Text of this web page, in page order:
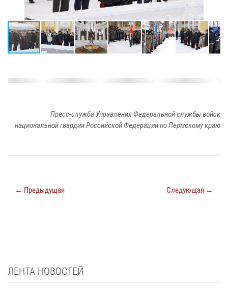
Пресс-служба Управления Федеральной службы войск
национальной гвардии Российской Федерации по Пермскому краю
← Предыдущая Следующая →
ЛЕНТА НОВОСТЕЙ